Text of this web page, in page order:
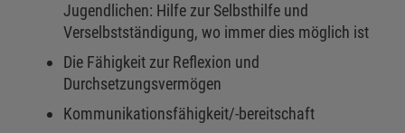
Jugendlichen: Hilfe zur Selbsthilfe und
Verselbstständigung, wo immer dies möglich ist
Die Fähigkeit zur Reflexion und
Durchsetzungsvermögen
Kommunikationsfähigkeit/-bereitschaft